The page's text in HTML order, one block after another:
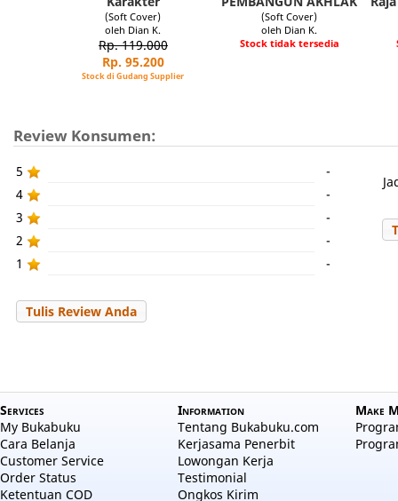
(Soft Cover)
oleh Dian K.
Rp. 119.000
Rp. 95.200
Stock di Gudang Supplier
(Soft Cover)
oleh Dian K.
Stock tidak tersedia
Review Konsumen:
5
-
4
-
3
-
2
-
1
-
Tulis Review Anda
Services
My Bukabuku
Cara Belanja
Customer Service
Order Status
Ketentuan COD
Information
Tentang Bukabuku.com
Kerjasama Penerbit
Lowongan Kerja
Testimonial
Ongkos Kirim
Make